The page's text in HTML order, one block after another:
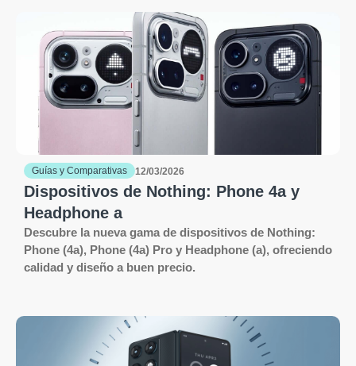
Guías y Comparativas 12/03/2026
Dispositivos de Nothing: Phone 4a y
Headphone a
Descubre la nueva gama de dispositivos de Nothing:
Phone (4a), Phone (4a) Pro y Headphone (a), ofreciendo
calidad y diseño a buen precio.